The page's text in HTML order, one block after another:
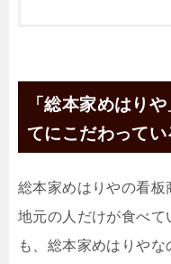
「総本家めはり
てにこだわってい
総本家めはりやの看板
地元の人だけが食べ
も、総本家めはりやな